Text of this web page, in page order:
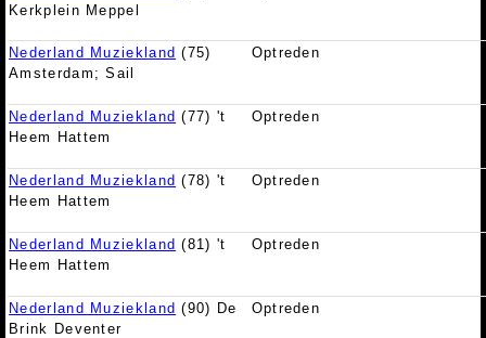
Kerkplein Meppel
Nederland Muziekland (75)
Amsterdam; Sail
Optreden
Nederland Muziekland (77) 't
Heem Hattem
Optreden
Nederland Muziekland (78) 't
Heem Hattem
Optreden
Nederland Muziekland (81) 't
Heem Hattem
Optreden
Nederland Muziekland (90) De
Brink Deventer
Optreden